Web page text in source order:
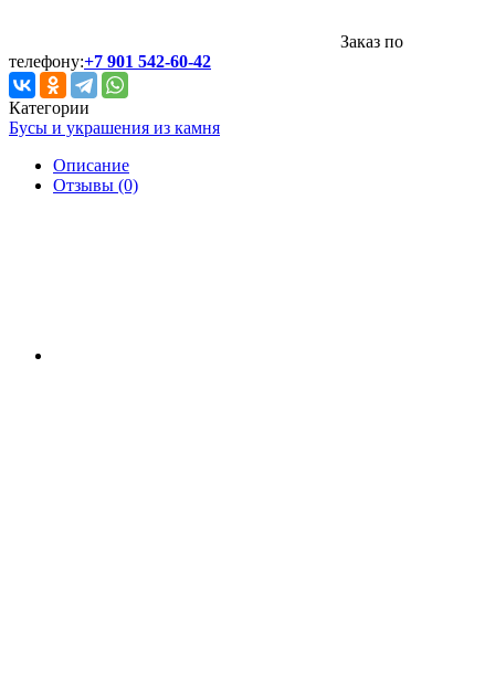
Заказ по
телефону:+7 901 542-60-42
Категории
Бусы и украшения из камня
Описание
Отзывы (0)